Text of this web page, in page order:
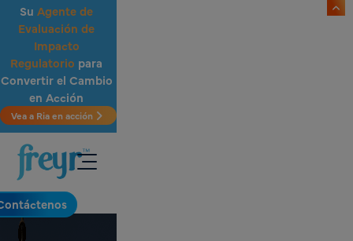
Saltar al contenido principal
Su Agente de
Evaluación de
Impacto
Regulatorio para
Convertir el Cambio
en Acción
Vea a Ria en acción